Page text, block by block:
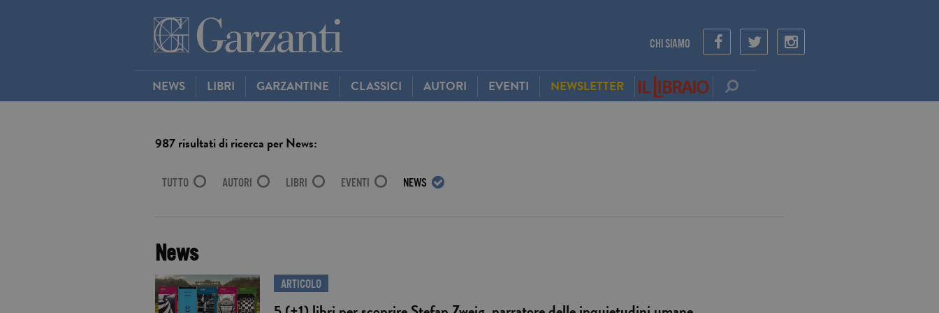
CHI SIAMO
NEWS LIBRI GARZANTINE CLASSICI AUTORI EVENTI NEWSLETTER
987 risultati di ricerca per News:
TUTTO AUTORI LIBRI EVENTI NEWS
News
ARTICOLO